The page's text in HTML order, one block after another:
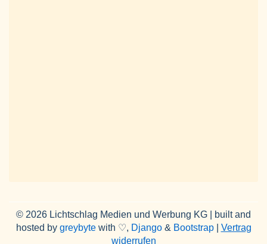
© 2026 Lichtschlag Medien und Werbung KG | built and
hosted by greybytewith ♡, Django& Bootstrap| Vertrag
widerrufen